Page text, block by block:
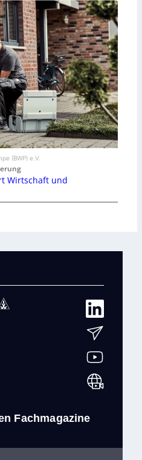
(BWP) e.V.
Wirtschaft und
Fachmagazine